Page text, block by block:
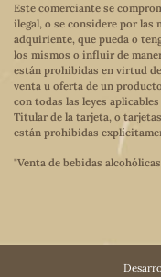
Este comerciante se
ilegal, o se considere por las
adquiriente, que pueda o
los mismos o influir de
están prohibidas en virtud
venta u oferta de un
con todas las leyes
Titular de la tarjeta, o
están prohibidas
"Venta de bebidas